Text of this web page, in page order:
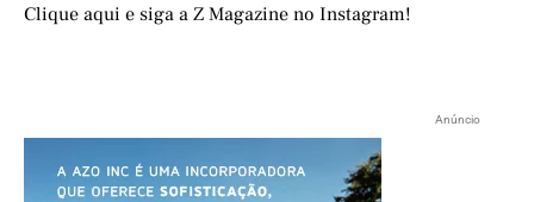
Clique aqui e siga a Z Magazine no Instagram!
Anúncio